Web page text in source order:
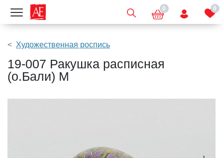
Показать меню 0 0
Художественная роспись
19-007 Ракушка расписная
(о.Бали) M